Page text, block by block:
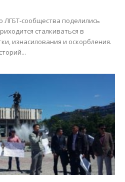
ЛГБТ-сообщества поделились
сталкиваться в
изнасилования и оскорбления.